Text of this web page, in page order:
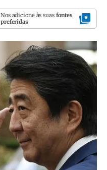
Nos adicione às suas fontes
preferidas